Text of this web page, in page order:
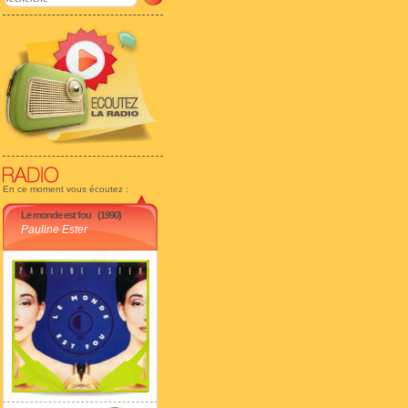
En ce moment vous écoutez :
Le monde est fou (1990)
Pauline Ester